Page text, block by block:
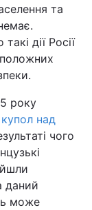
та
дії Росії
року
над
чого
даний
може